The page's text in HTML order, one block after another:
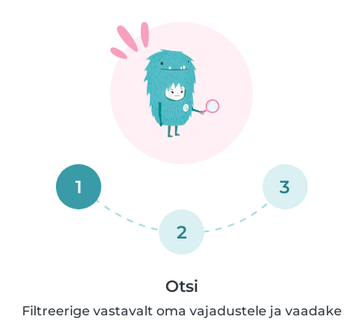
1
2
3
Otsi
Filtreerige vastavalt oma vajadustele ja vaadake